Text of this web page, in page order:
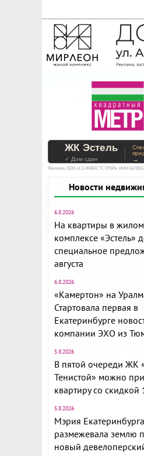
На Метре
Помогайте
ЖК Эстель
✓ Дом сдан →
Реклама. ООО «СЗ ИНВЕСТСТРОЙ», ИНН
Новости
6.8.2026
На квартиры в жилом
комплексе «Эстель»
специальное
августа
6.8.2026
«Камертон» на
Стартовала первая в
Екатеринбурге
компании ЭХО из
5.8.2026
В пятой очереди ЖК
Тенистой» можно
квартиру со скидкой
5.8.2026
Мэрия Екатеринбурга
размежевала землю
новый